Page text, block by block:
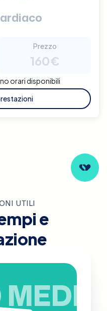
Prezzo
160€
orari disponibili
UTILI
e